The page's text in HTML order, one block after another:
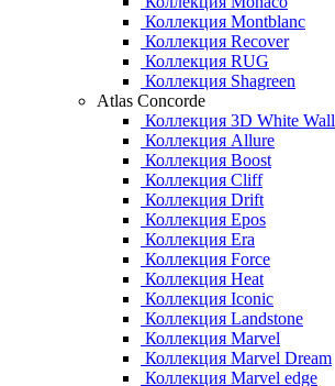
Коллекция Montblanc
Коллекция Recover
Коллекция RUG
Коллекция Shagreen
Atlas Concorde
Коллекция 3D White Wall
Коллекция Allure
Коллекция Boost
Коллекция Cliff
Коллекция Drift
Коллекция Epos
Коллекция Era
Коллекция Force
Коллекция Heat
Коллекция Iconic
Коллекция Landstone
Коллекция Marvel
Коллекция Marvel Dream
Коллекция Marvel edge